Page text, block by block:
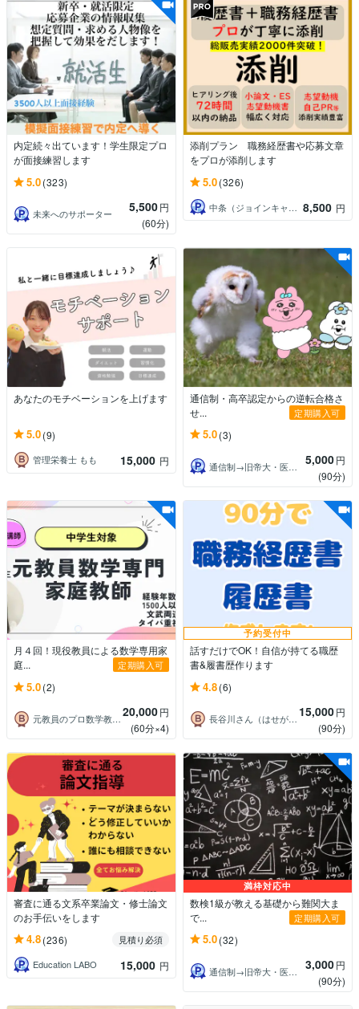
内定続々出ています！学生限定プロ
が面接練習します
5.0(323)
未来へのサポーター 5,500円
(60分)
添削プラン 職務経歴書や応募文章
をプロが添削します
5.0(326)
中条（ジョインキャリアオフィス） 8,500 円
あなたのモチベーションを上げます
5.0(9)
管理栄養士 もも 15,000 円
通信制・高卒認定からの逆転合格さ
せ...
定期購入可
5.0(3)
通信制→旧帝大・医学部逆転合格講師KOU 5,000円
(90分)
月４回！現役教員による数学専用家
庭...
定期購入可
5.0(2)
元教員のプロ数学教師エリ先生20,000円
(60分×4)
予約受付中
話すだけでOK！自信が持てる職歴
書&履書歴作ります
4.8(6)
長谷川さん（はせがわさん） 15,000円
(90分)
審査に通る文系卒業論文・修士論文
のお手伝いをします
4.8(236)
見積り必須
Education LABO
15,000 円
満枠対応中
数検1級が教える基礎から難関大ま
で...
定期購入可
5.0(32)
通信制→旧帝大・医学部逆転合格講師KOU 3,000円
(90分)